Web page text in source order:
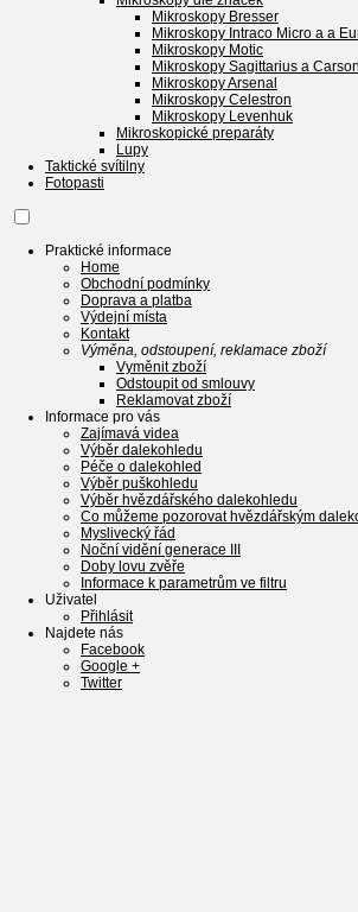
Mikroskopy Bresser
Mikroskopy Intraco Micro a a
Mikroskopy Motic
Mikroskopy Sagittarius a Carson
Mikroskopy Arsenal
Mikroskopy Celestron
Mikroskopy Levenhuk
Mikroskopické preparáty
Lupy
Taktické svítilny
Fotopasti
Praktické informace
Home
Obchodní podmínky
Doprava a platba
Výdejní místa
Kontakt
Výměna, odstoupení, reklamace zboží
Vyměnit zboží
Odstoupit od smlouvy
Reklamovat zboží
Informace pro vás
Zajímavá videa
Výběr dalekohledu
Péče o dalekohled
Výběr puškohledu
Výběr hvězdářského dalekohledu
Co můžeme pozorovat hvězdářským
Myslivecký řád
Noční vidění generace III
Doby lovu zvěře
Informace k parametrům ve filtru
Uživatel
Přihlásit
Najdete nás
Facebook
Google +
Twitter